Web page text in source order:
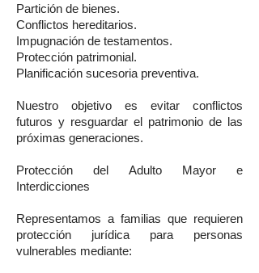
Partición de bienes.
Conflictos hereditarios.
Impugnación de testamentos.
Protección patrimonial.
Planificación sucesoria preventiva.
Nuestro objetivo es evitar conflictos
futuros y resguardar el patrimonio de las
próximas generaciones.
Protección del Adulto Mayor e
Interdicciones
Representamos a familias que requieren
protección jurídica para personas
vulnerables mediante: